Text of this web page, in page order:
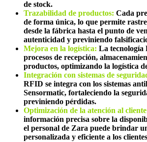
de stock.
Trazabilidad de productos: Cada
de forma única, lo que permite
desde la fábrica hasta el punto de
autenticidad y previniendo
Mejora en la logística: La tecnología
procesos de recepción,
productos, optimizando la logística
Integración con sistemas de
RFID se integra con los sistemas
Sensormatic, fortaleciendo la
previniendo pérdidas.
Optimización de la atención al
información precisa sobre la
el personal de Zara puede brindar
personalizada y eficiente a los